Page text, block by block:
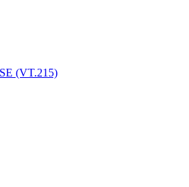
(VT.215)